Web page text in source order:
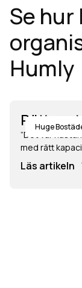
Se
Humly
Huge
Rätt
”Det var
med rätt
Läs artikeln